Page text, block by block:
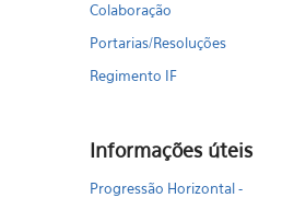
Colaboração
Portarias/Resoluções
Regimento IF
Informações úteis
Progressão Horizontal -